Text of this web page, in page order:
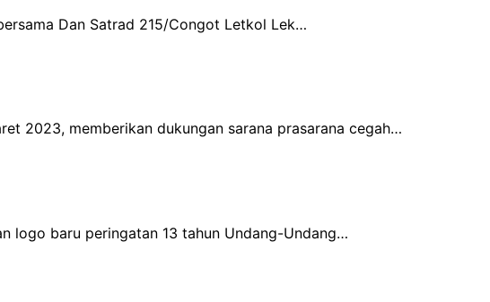
Dan Satrad 215/Congot Letkol Lek…
2023, memberikan dukungan sarana prasarana cegah…
logo baru peringatan 13 tahun Undang-Undang…